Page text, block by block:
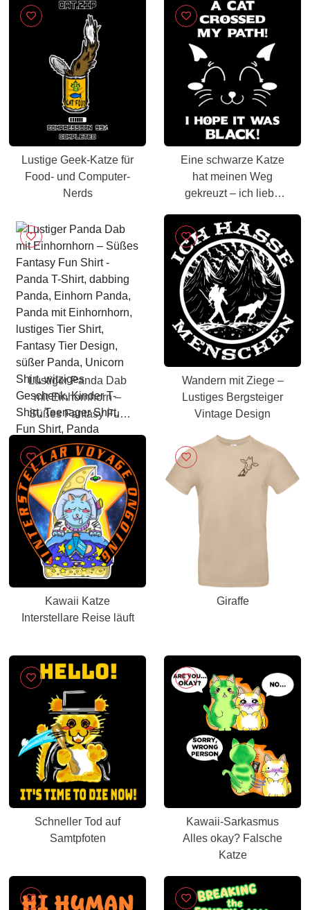
Lustige Geek-Katze für
Food- und Computer-
Nerds
Eine schwarze Katze
hat meinen Weg
gekreuzt – ich liebe
Lustiger Panda Dab
mit Einhornhorn –
Süßes Fantasy Fun
Shirt
Wandern mit Ziege –
Lustiges Bergsteiger
Vintage Design
Kawaii Katze
Interstellare Reise läuft
Giraffe
Schneller Tod auf
Samtpfoten
Kawaii-Sarkasmus
Alles okay? Falsche
Katze